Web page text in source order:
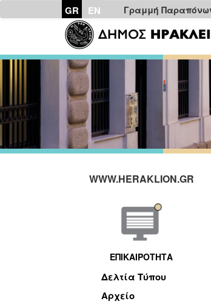
GR EN Γραμμή
WWW.HERAKLION.GR
ΕΠΙΚΑΙΡΟΤΗΤΑ
Δελτία Τύπου
Αρχείο